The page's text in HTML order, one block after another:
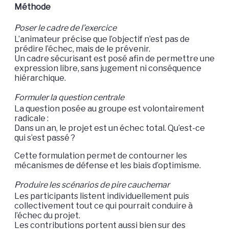
Méthode
Poser le cadre de l’exercice
L’animateur précise que l’objectif n’est pas de
prédire l’échec, mais de le prévenir.
Un cadre sécurisant est posé afin de permettre une
expression libre, sans jugement ni conséquence
hiérarchique.
Formuler la question centrale
La question posée au groupe est volontairement
radicale :
Dans un an, le projet est un échec total. Qu’est-ce
qui s’est passé ?
Cette formulation permet de contourner les
mécanismes de défense et les biais d’optimisme.
Produire les scénarios de pire cauchemar
Les participants listent individuellement puis
collectivement tout ce qui pourrait conduire à
l’échec du projet.
Les contributions portent aussi bien sur des